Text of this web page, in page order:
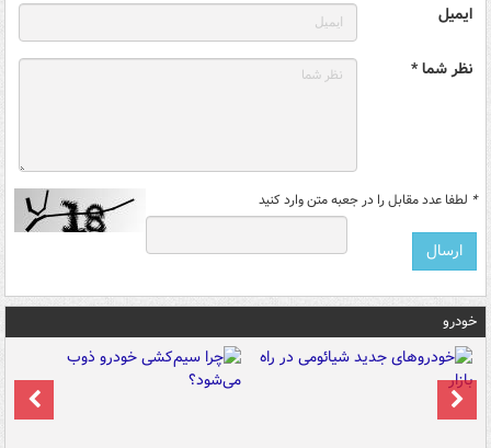
ایمیل
نظر شما *
* لطفا عدد مقابل را در جعبه متن وارد کنید
خودرو